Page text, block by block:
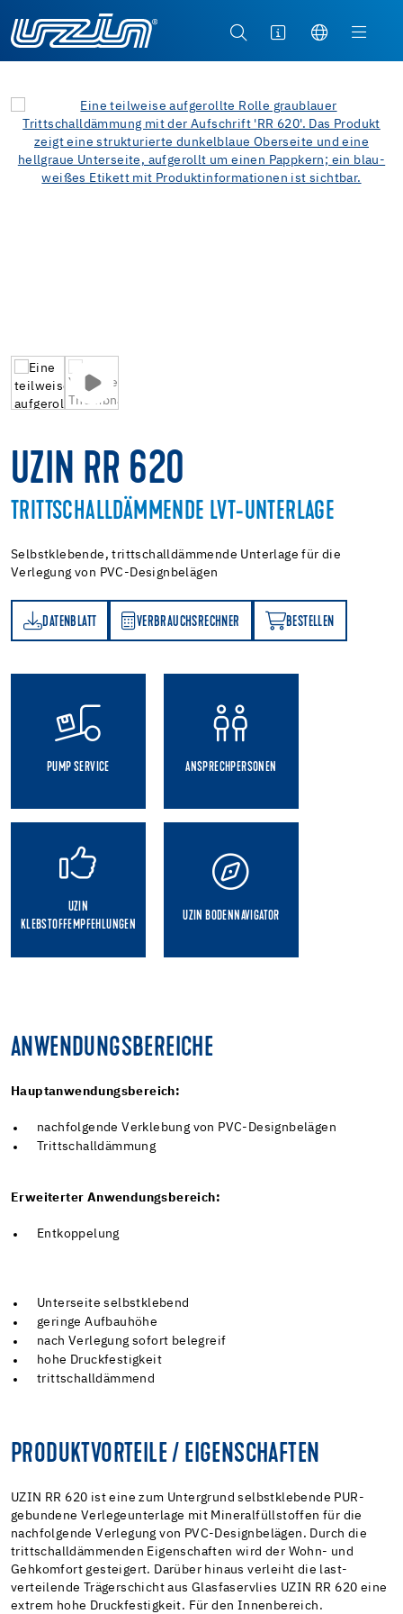
UZIN RR 620
TRITTSCHALLDÄMMENDE LVT-UNTERLAGE
Selbstklebende, trittschalldämmende Unterlage für die
Verlegung von PVC-Designbelägen
DATENBLATT VERBRAUCHSRECHNER BESTELLEN
BESTELLEN
PUMP SERVICE ANSPRECHPERSONEN
UZIN
KLEBSTOFFEMPFEHLUNGEN
UZIN BODENNAVIGATOR
ANWENDUNGSBEREICHE
Hauptanwendungsbereich:
nachfolgende Verklebung von PVC-Designbelägen
Trittschalldämmung
Erweiterter Anwendungsbereich:
Entkoppelung
Unterseite selbstklebend
geringe Aufbauhöhe
nach Verlegung sofort belegreif
hohe Druckfestigkeit
trittschalldämmend
PRODUKTVORTEILE / EIGENSCHAFTEN
UZIN RR 620 ist eine zum Untergrund selbstklebende PUR-
gebundene Verlegeunterlage mit Mineralfüllstoffen für die
nachfolgende Verlegung von PVC-Designbelägen. Durch die
trittschalldämmenden Eigenschaften wird der Wohn- und
Gehkomfort gesteigert. Darüber hinaus verleiht die last-
verteilende Trägerschicht aus Glasfaservlies UZIN RR 620 eine
extrem hohe Druckfestigkeit. Für den Innenbereich.